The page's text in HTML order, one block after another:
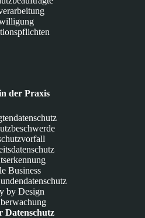
der Praxis
Business
by Design
Datenschutz